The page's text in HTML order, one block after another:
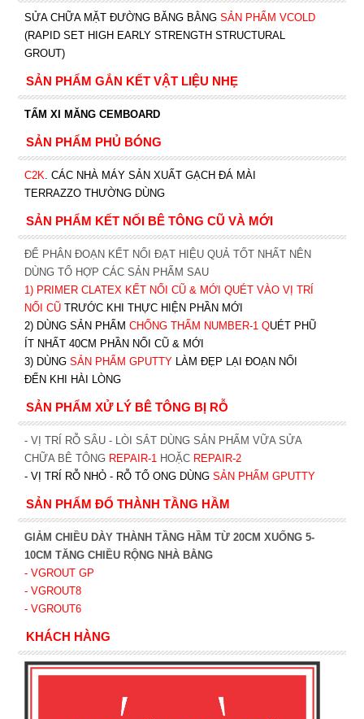
SỬA CHỮA MẶT ĐƯỜNG BĂNG BẰNG SẢN PHẨM VCOLD
(RAPID SET HIGH EARLY STRENGTH STRUCTURAL
GROUT)
SẢN PHẨM GẮN KẾT VẬT LIỆU NHẸ
TẤM XI MĂNG CEMBOARD
SẢN PHẨM PHỦ BÓNG
C2K CÁC NHÀ MÁY SẢN XUẤT GẠCH ĐÁ MÀI
TERRAZZO THƯỜNG DÙNG
SẢN PHẨM KẾT NỐI BÊ TÔNG CŨ VÀ MỚI
ĐỂ PHÂN ĐOẠN KẾT NỐI ĐẠT HIỆU QUẢ TỐT NHẤT NÊN
DÙNG TỔ HỢP CÁC SẢN PHẨM SAU
1) PRIMER CLATEX KẾT NỐI CŨ & MỚI QUÉT VÀO VỊ TRÍ
NỐI CŨ TRƯỚC KHI THỰC HIỆN PHẦN MỚI
2) DÙNG SẢN PHẨM CHỐNG THẤM NUMBER-1 QUÉT PHŨ
ÍT NHẤT 40CM PHẦN NỐI CŨ & MỚI
3) DÙNG SẢN PHẨM GPUTTY LÀM ĐẸP LẠI ĐOẠN NỐI
ĐẾN KHI HÀI LÒNG
SẢN PHẨM XỬ LÝ BÊ TÔNG BỊ RỖ
- VỊ TRÍ RỖ SÂU - LÒI SẮT DÙNG SẢN PHẨM VỮA SỬA
CHỮA BÊ TÔNG REPAIR-1 HOẶC REPAIR-2
- VỊ TRÍ RỖ NHỎ - RỖ TỔ ONG DÙNG SẢN PHẨM GPUTTY
SẢN PHẨM ĐỔ THÀNH TẦNG HẦM
GIẢM CHIỀU DÀY THÀNH TẦNG HẦM TỪ 20CM XUỐNG 5-
10CM TĂNG CHIỀU RỘNG NHÀ BẰNG
- VGROUT GP
- VGROUT8
- VGROUT6
KHÁCH HÀNG